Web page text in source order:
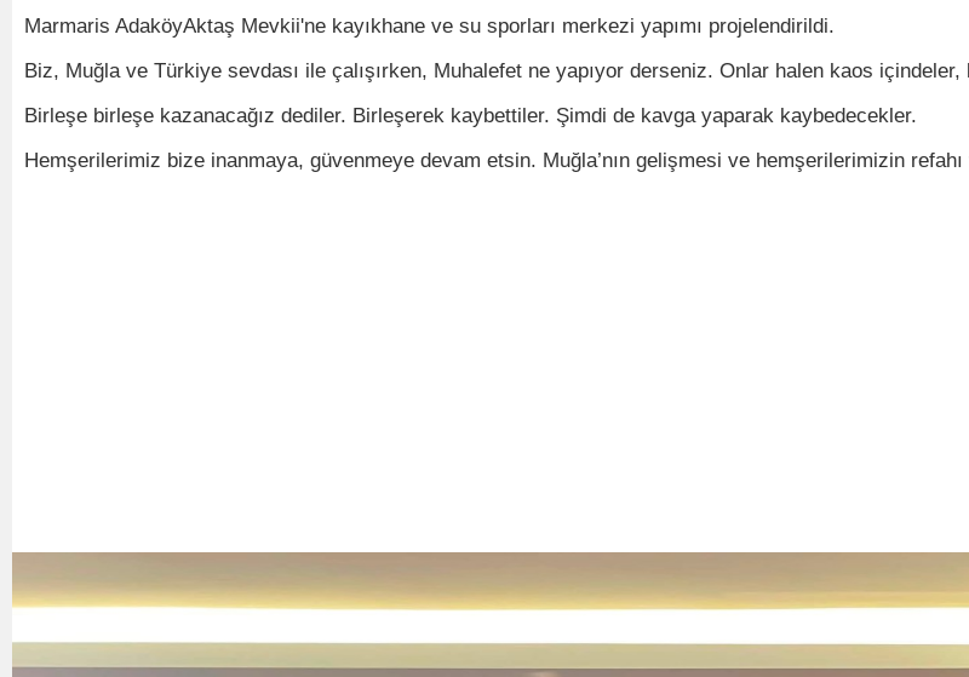
Marmaris AdaköyAktaş Mevkii'ne kayıkhane ve su sporları merkezi yapımı projelendirildi.
Biz, Muğla ve Türkiye sevdası ile çalışırken, Muhalefet ne yapıyor derseniz. Onlar halen kaos
Birleşe birleşe kazanacağız dediler. Birleşerek kaybettiler. Şimdi de kavga yaparak kaybedecekler.
Hemşerilerimiz bize inanmaya, güvenmeye devam etsin. Muğla’nın gelişmesi ve hemşerilerimizin